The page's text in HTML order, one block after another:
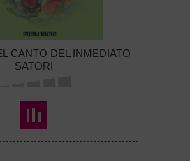
CANTO DEL INMEDIATO
SATORI